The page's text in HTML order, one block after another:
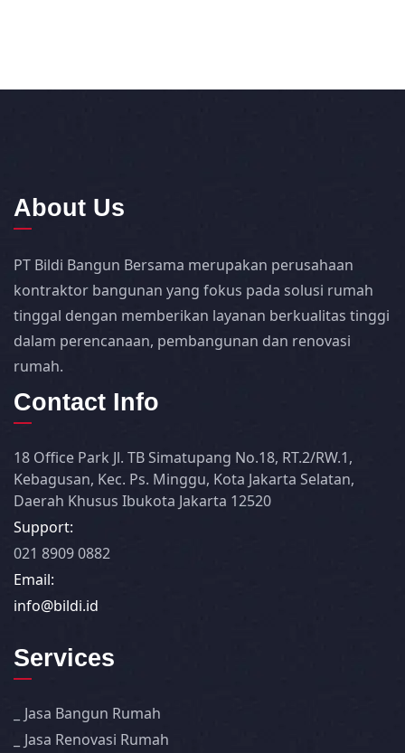
About Us
PT Bildi Bangun Bersama merupakan perusahaan
kontraktor bangunan yang fokus pada solusi rumah
tinggal dengan memberikan layanan berkualitas tinggi
dalam perencanaan, pembangunan dan renovasi
rumah.
Contact Info
18 Office Park Jl. TB Simatupang No.18, RT.2/RW.1,
Kebagusan, Kec. Ps. Minggu, Kota Jakarta Selatan,
Daerah Khusus Ibukota Jakarta 12520
Support:
021 8909 0882
Email:
info@bildi.id
Services
Jasa Bangun Rumah
Jasa Renovasi Rumah